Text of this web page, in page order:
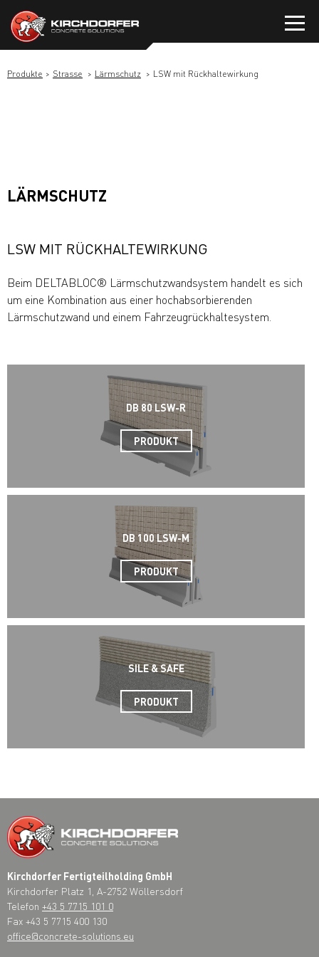
Inhalt
springen
Produkte Strasse Lärmschutz LSW mit Rückhaltewirkung
LÄRMSCHUTZ
LSW MIT RÜCKHALTEWIRKUNG
Beim DELTABLOC® Lärmschutzwandsystem handelt es sich
um eine Kombination aus einer hochabsorbierenden
Lärmschutzwand und einem Fahrzeugrückhaltesystem.
DB 80 LSW-R
PRODUKT
DB 100 LSW-M
PRODUKT
SILE & SAFE
PRODUKT
Kirchdorfer Fertigteilholding GmbH
Kirchdorfer Platz 1, A-2752 Wöllersdorf
Telefon +43 5 7715 101 0
Fax +43 5 7715 400 130
office@concrete-solutions.eu